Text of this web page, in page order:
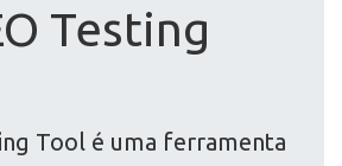
Testing
Tool é uma ferramenta